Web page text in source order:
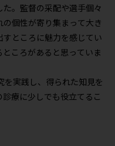
。監督の采配や選手個々
個性が寄り集まって大き
ところに魅力を感じてい
ころがあると思っていま
を実践し、得られた知見を
療に少しでも役立てるこ